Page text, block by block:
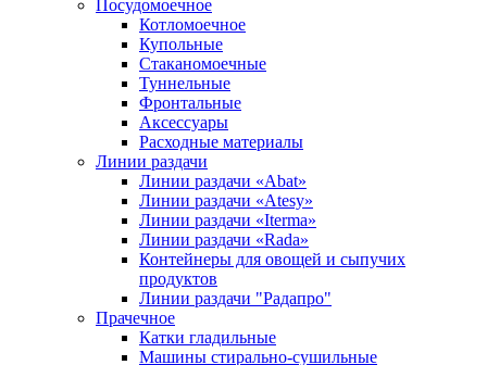
Посудомоечное
Котломоечное
Купольные
Стаканомоечные
Туннельные
Фронтальные
Аксессуары
Расходные материалы
Линии раздачи
Линии раздачи «Abat»
Линии раздачи «Atesy»
Линии раздачи «Iterma»
Линии раздачи «Rada»
Контейнеры для овощей и сыпучих
продуктов
Линии раздачи "Радапро"
Прачечное
Катки гладильные
Машины стирально-сушильные